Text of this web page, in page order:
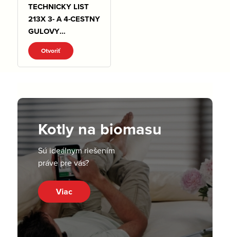
TECHNICKY LIST
213X 3- A 4-CESTNY
GULOVY
KOHUT.pdf
Otvoriť
Kotly na biomasu
Sú ideálnym riešením
práve pre vás?
Viac